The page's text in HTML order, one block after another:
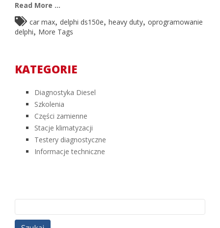
Read More ...
car max delphi ds150e heavy duty oprogramowanie
delphi
More Tags
KATEGORIE
Diagnostyka Diesel
Szkolenia
Części zamienne
Stacje klimatyzacji
Testery diagnostyczne
Informacje techniczne
Szukaj: